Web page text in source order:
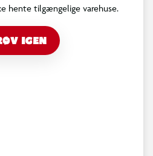
hente tilgængelige varehuse.
IGEN